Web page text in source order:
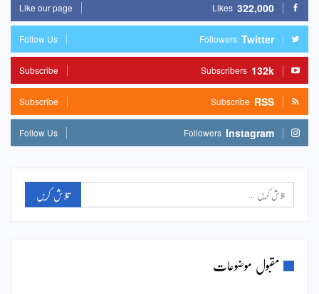
322,000
Likes
Like our page
Twitter
Followers
Follow Us
132k
Subscribers
Subscribe
RSS
Subscribe
Subscribe
Instagram
Followers
Follow Us
مقبول موضوعات